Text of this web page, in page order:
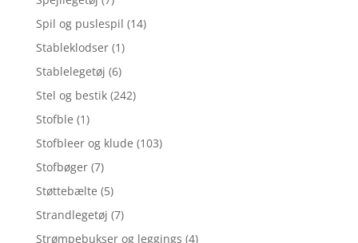
Spil og puslespil (14)
Stableklodser (1)
Stablelegetøj (6)
Stel og bestik (242)
Stofble (1)
Stofbleer og klude (103)
Stofbøger (7)
Støttebælte (5)
Strandlegetøj (7)
Strømpebukser og leggings (4)